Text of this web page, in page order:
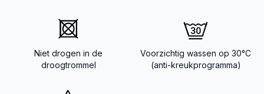
Niet drogen in de
droogtrommel
Voorzichtig wassen op 30°C
(anti-kreukprogramma)